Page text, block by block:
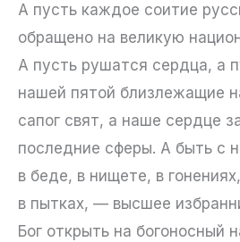
А пусть каждое соитие
обращено на великую
А пусть рушатся сердца, а
нашей пятой близлежащие
сапог свят, а наше сердце
последние сферы. А быть с
в беде, в нищете, в
в пытках, — высшее
Бог открыть на богоносный